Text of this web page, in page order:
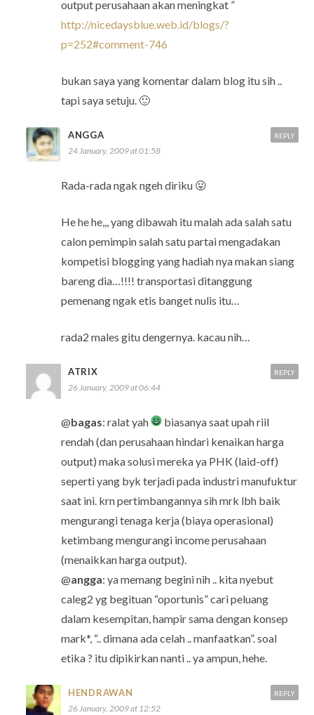
output perusahaan akan meningkat ”
http://nicedaysblue.web.id/blogs/?
p=252#comment-746
bukan saya yang komentar dalam blog itu sih ..
tapi saya setuju. 🙂
ANGGA
24 January, 2009 at 01:58
Rada-rada ngak ngeh diriku 😛
He he he,,, yang dibawah itu malah ada salah satu
calon pemimpin salah satu partai mengadakan
kompetisi blogging yang hadiah nya makan siang
bareng dia…!!!! transportasi ditanggung
pemenang ngak etis banget nulis itu…
rada2 males gitu dengernya. kacau nih…
REPLY
ATRIX
26 January, 2009 at 06:44
@bagas: ralat yah
biasanya saat upah riil
rendah (dan perusahaan hindari kenaikan harga
output) maka solusi mereka ya PHK (laid-off)
seperti yang byk terjadi pada industri manufuktur
saat ini. krn pertimbangannya sih mrk lbh baik
mengurangi tenaga kerja (biaya operasional)
ketimbang mengurangi income perusahaan
(menaikkan harga output).
@angga: ya memang begini nih .. kita nyebut
caleg2 yg begituan “oportunis” cari peluang
dalam kesempitan, hampir sama dengan konsep
mark*, “.. dimana ada celah .. manfaatkan”. soal
etika ? itu dipikirkan nanti .. ya ampun, hehe.
REPLY
HENDRAWAN
26 January, 2009 at 12:52
REPLY